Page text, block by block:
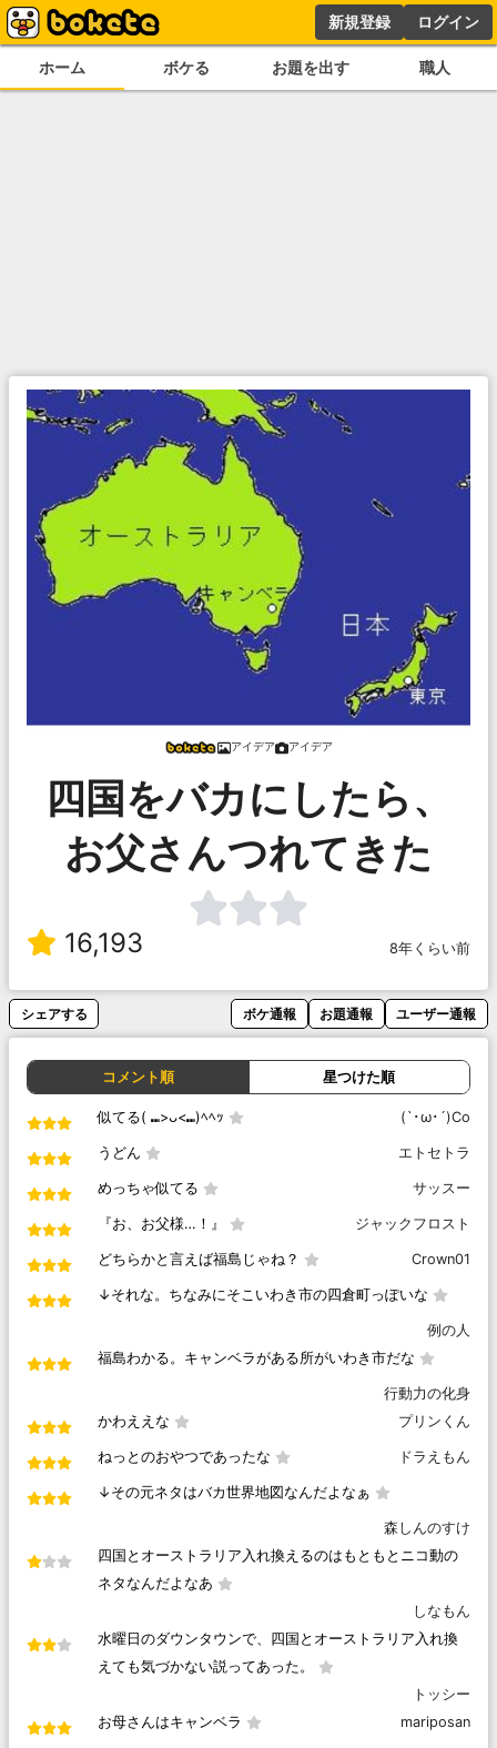
新規登録 ログイン
ホーム ボケる お題を出す 職人
アイデア アイデア
四国をバカにしたら、
お父さんつれてきた
16,193 8年くらい前
シェアする ボケ通報 お題通報 ユーザー通報
コメント順 星つけた順
似てる( ⑉>ᴗ<⑉)ﾍﾍｯ (`･ω･´)Co
うどん エトセトラ
めっちゃ似てる サッスー
『お、お父様…！』 ジャックフロスト
どちらかと言えば福島じゃね？ Crown01
↓それな。ちなみにそこいわき市の四倉町っぽいな
例の人
福島わかる。キャンベラがある所がいわき市だな
行動力の化身
かわええな
プリンくん
ねっとのおやつであったな ドラえもん
↓その元ネタはバカ世界地図なんだよなぁ
森しんのすけ
四国とオーストラリア入れ換えるのはもともとニコ動の
ネタなんだよなあ
しなもん
水曜日のダウンタウンで、四国とオーストラリア入れ換
えても気づかない説ってあった。
トッシー
お母さんはキャンベラ
mariposan